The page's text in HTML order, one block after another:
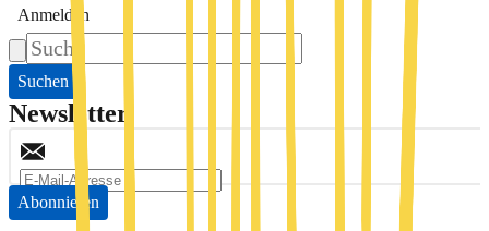
Anmelden
Suchen
Newsletter
Abonnieren